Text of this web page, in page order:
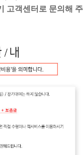
고객센터로 문의해 주